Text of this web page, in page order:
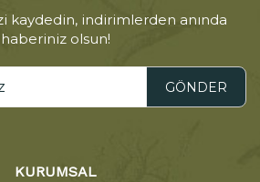
kaydedin, indirimlerden anında
haberiniz olsun!
GÖNDER
KURUMSAL